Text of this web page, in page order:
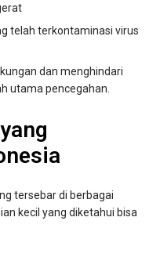
telah terkontaminasi virus
dan menghindari
utama pencegahan.
tersebar di berbagai
kecil yang diketahui bisa